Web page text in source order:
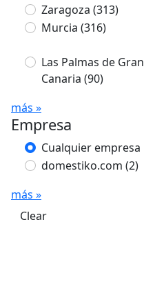
Zaragoza (313)
Murcia (316)
Las Palmas de Gran
Canaria (90)
más »
Empresa
Cualquier empresa
domestiko.com (2)
más »
Clear